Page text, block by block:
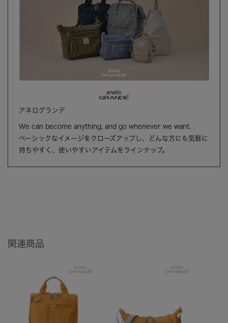
アネログランデ
We can become anything, and go whenever we want.
ベーシックなイメージをクローズアップし、どんな方にも気軽に
持ちやすく、使いやすいアイテムをラインナップ。
関連商品